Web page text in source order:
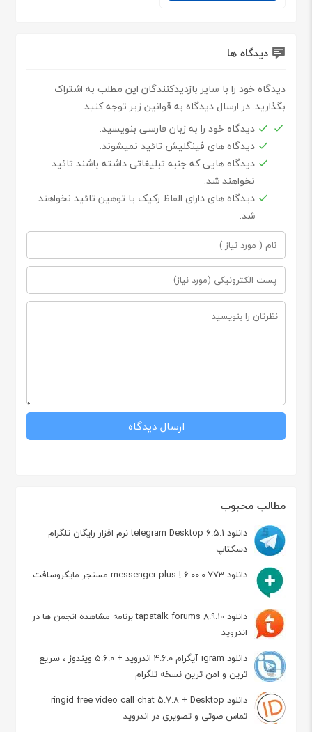
مطالب محبوب
دانلود telegram Desktop 6.5.1 نرم افزار رایگان تلگرام
دسکتاپ
دانلود messenger plus ! 6.00.0.773 مسنجر مایکروسافت
دانلود tapatalk forums 8.9.10 برنامه مشاهده انجمن ها در
اندروید
دانلود igram آیگرام 4.6.0 اندروید + 5.6.0 ویندوز ، سریع
ترین و امن ترین نسخه تلگرام
دانلود ringid free video call chat 5.7.8 + Desktop
تماس صوتی و تصویری در اندروید
دیدگاه ها
دیدگاه خود را با سایر بازدیدکنندگان این مطلب به اشتراک
بگذارید. در ارسال دیدگاه به قوانین زیر توجه کنید.
دیدگاه خود را به زبان فارسی بنویسید.
دیدگاه های فینگلیش تائید نمیشوند.
دیدگاه هایی که جنبه تبلیغاتی داشته باشند تائید
نخواهند شد.
دیدگاه های دارای الفاظ رکیک یا توهین تائید نخواهند
شد.